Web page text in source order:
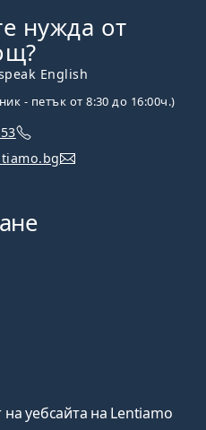
нужда от
English
- петък от 8:30 до 16:00ч.)
уебсайта на Lentiamo